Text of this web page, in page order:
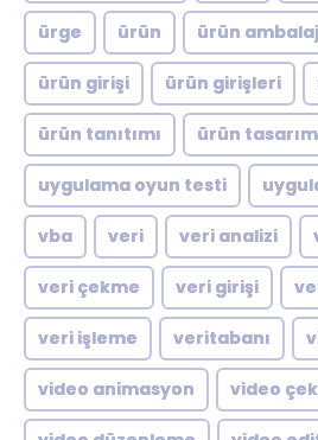
ürge ürün ürün
ürün girişi ürün girişleri
ürün tanıtımı ürün
uygulama oyun testi
vba veri veri analizi
veri çekme veri girişi
veri işleme veritabanı
video animasyon video